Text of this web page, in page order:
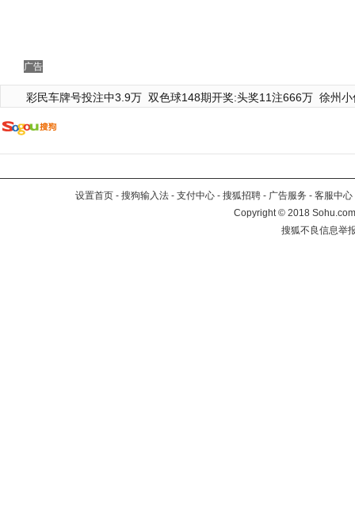
广告
彩民车牌号投注中3.9万 双色球148期开奖:头奖11注666万 徐州
设置首页 - 搜狗输入法 - 支付中心 - 搜狐招聘 - 广告服务 - 客服中心
Copyright©2018
搜狐不良信息举